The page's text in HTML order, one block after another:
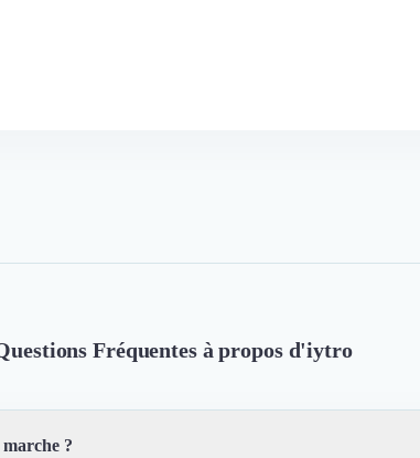
Fréquentes à propos d'iytro
?